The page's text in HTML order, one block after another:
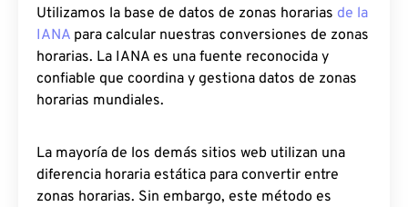
Utilizamos la base de datos de zonas horarias de la
IANA para calcular nuestras conversiones de zonas
horarias. La IANA es una fuente reconocida y
confiable que coordina y gestiona datos de zonas
horarias mundiales.
La mayoría de los demás sitios web utilizan una
diferencia horaria estática para convertir entre
zonas horarias. Sin embargo, este método es